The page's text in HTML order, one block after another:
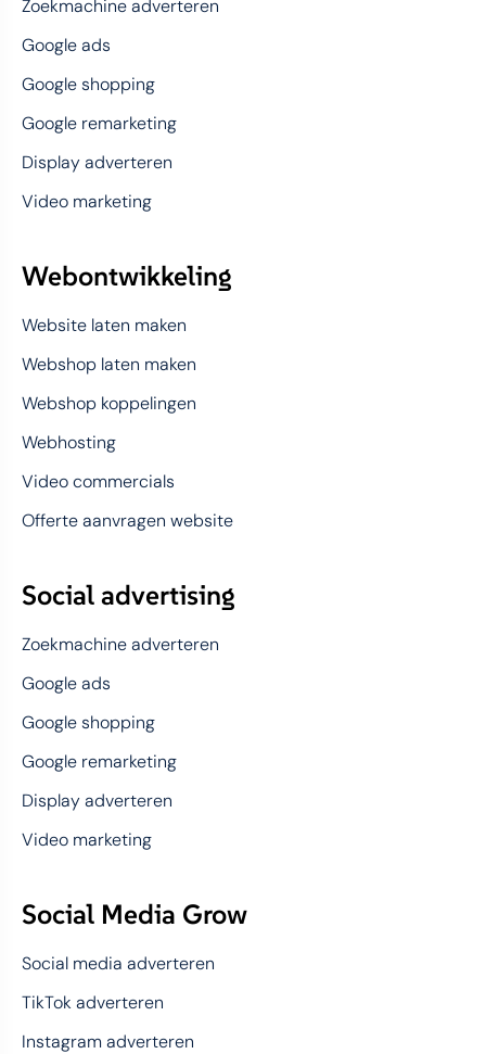
Zoekmachine adverteren
Google ads
Google shopping
Google remarketing
Display adverteren
Video marketing
Webontwikkeling
Website laten maken
Webshop laten maken
Webshop koppelingen
Webhosting
Video commercials
Offerte aanvragen website
Social advertising
Zoekmachine adverteren
Google ads
Google shopping
Google remarketing
Display adverteren
Video marketing
Social Media Grow
Social media adverteren
TikTok adverteren
Instagram adverteren